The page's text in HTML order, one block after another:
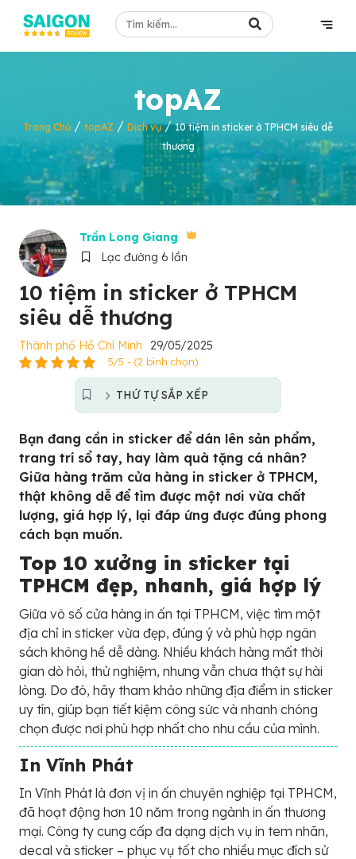
topAZ
Trang Chủ / topAZ / Dịch vụ/10 tiệm in sticker ở TPHCM siêu dễ
thương
Trần Long Giang
Lạc đường 6 lần
10 tiệm in sticker ở TPHCM
siêu dễ thương
Thành phố Hồ Chí Minh 29/05/2025
5/5 - (2 bình chọn)
THỨ TỰ SẮP XẾP
Bạn đang cần in sticker để dán lên sản phẩm,
trang trí sổ tay, hay làm quà tặng cá nhân?
Giữa hàng trăm cửa hàng in sticker ở TPHCM,
thật không dễ để tìm được một nơi vừa chất
lượng, giá hợp lý, lại đáp ứng được đúng phong
cách bạn muốn.
Top 10 xưởng in sticker tại
TPHCM đẹp, nhanh, giá hợp lý
Giữa vô số cửa hàng in ấn tại TPHCM, việc tìm một
địa chỉ in sticker vừa đẹp, đúng ý và phù hợp ngân
sách không hề dễ dàng. Nhiều khách hàng mất thời
gian dò hỏi, thử nghiệm, nhưng vẫn chưa thật sự hài
lòng. Do đó, hãy tham khảo những địa điểm in sticker
uy tín, giúp bạn tiết kiệm công sức và nhanh chóng
chọn được nơi phù hợp nhất cho nhu cầu của mình.
In Vĩnh Phát
In Vĩnh Phát là đơn vị in ấn chuyên nghiệp tại TPHCM,
đã hoạt động hơn 10 năm trong ngành in ấn thương
mại. Công ty cung cấp đa dạng dịch vụ in tem nhãn,
decal và sticker – phục vụ tốt cho nhiều mục đích sử